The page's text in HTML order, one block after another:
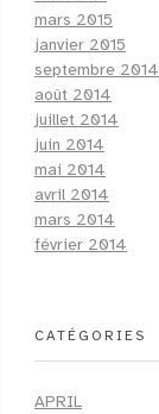
mars 2015
janvier 2015
septembre 2014
août 2014
juillet 2014
juin 2014
mai 2014
avril 2014
mars 2014
février 2014
CATÉGORIES
APRIL